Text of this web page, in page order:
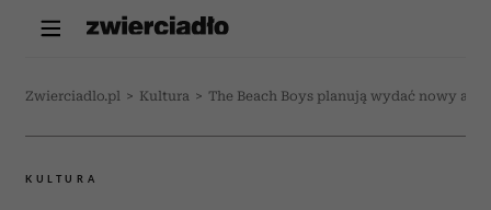
Zwierciadlo.pl > Kultura > The Beach Boys planują wydać nowy
KULTURA